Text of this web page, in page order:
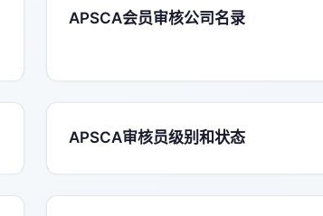
APSCA会员审核公司名录
APSCA审核员级别和状态